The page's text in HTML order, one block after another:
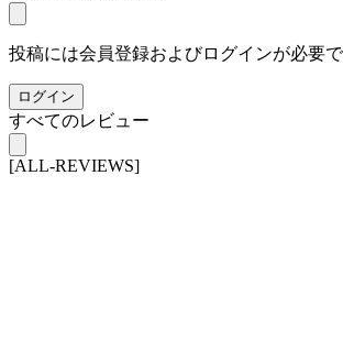
投稿には会員登録およびログインが必要
ログイン
すべてのレビュー
[ALL-REVIEWS]